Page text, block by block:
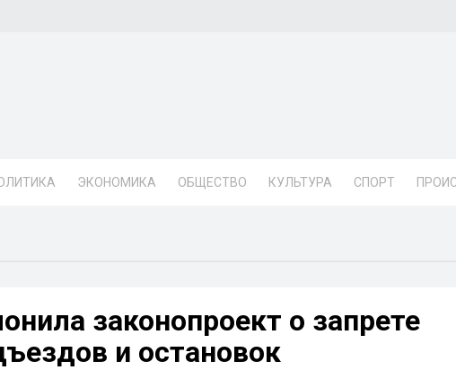
ЭКОНОМИКА ОБЩЕСТВО КУЛЬТУРА СПОРТ
законопроект о запрете
и остановок